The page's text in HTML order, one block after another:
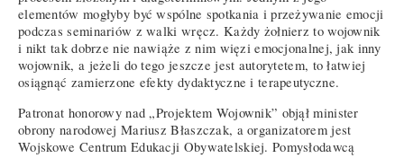
elementów mogłyby być wspólne spotkania i przeżywanie emocji
podczas seminariów z walki wręcz. Każdy żołnierz to wojownik
i nikt tak dobrze nie nawiąże z nim więzi emocjonalnej, jak inny
wojownik, a jeżeli do tego jeszcze jest autorytetem, to łatwiej
osiągnąć zamierzone efekty dydaktyczne i terapeutyczne.
Patronat honorowy nad „Projektem Wojownik” objął minister
obrony narodowej Mariusz Błaszczak, a organizatorem jest
Wojskowe Centrum Edukacji Obywatelskiej. Pomysłodawcą